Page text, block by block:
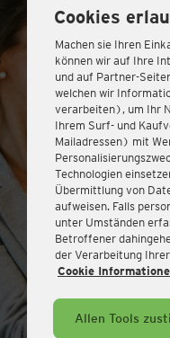
Cookies
Machen sie Ihren
können wir auf Ihre
und auf Partner-
welchen wir
verarbeiten), um Ihr
Ihrem Surf- und
Mailadressen) mit
Technologien
Übermittlung von
aufweisen. Falls
unter Umständen
Betroffener
der Verarbeitung
Cookie
Allen Tools